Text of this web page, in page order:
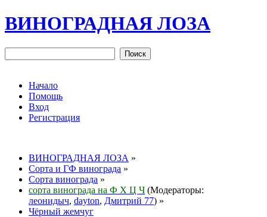
ВИНОГРАДНАЯ ЛОЗА
Начало
Помощь
Вход
Регистрация
ВИНОГРАДНАЯ ЛОЗА »
Сорта и ГФ винограда »
Сорта винограда »
сорта винограда на Ф Х Ц Ч (Модераторы:
леонидыч, dayton, Дмитрий 77) »
Чёрный жемчуг